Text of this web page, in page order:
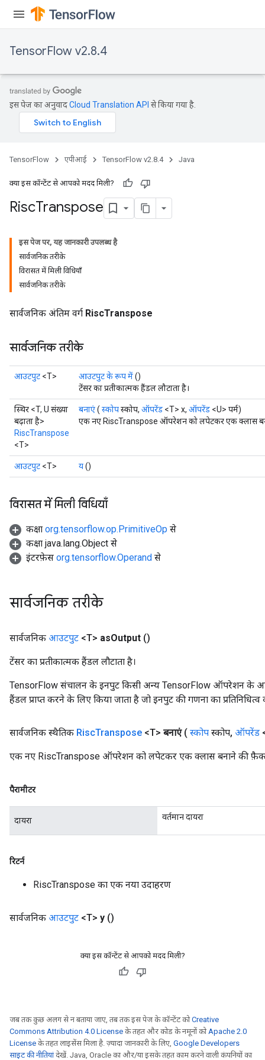
TensorFlow v2.8.4
इस पेज का अनुवादCloud Translation API से किया गया है.
TensorFlow एपीआई TensorFlow v2.8.4 Java
क्या इस कॉन्टेंट से आपको मदद मिली?
RiscTranspose
इस पेज पर, यह जानकारी उपलब्ध है
सार्वजनिक तरीके
विरासत में मिली विधियाँ
सार्वजनिक तरीके
सार्वजनिक अंतिम वर्ग RiscTranspose
सार्वजनिक तरीके
आउटपुट <T> आउटपुट के रूप में()
टेंसर का प्रतीकात्मक हैंडल लौटाता है।
स्थिर <T, U संख्या
बढ़ाता है>
RiscTranspose
<T>
बनाएं( स्कोपस्कोप, ऑपरेंड <T> x, ऑपरेंड <U> पर्म)
एक नए RiscTranspose ऑपरेशन को लपेटकर एक क्लास
आउटपुट <T> य()
विरासत में मिली विधियाँ
कक्षा org.tensorflow.op.PrimitiveOp से
कक्षा java.lang.Object से
इंटरफ़ेस org.tensorflow.Operand से
सार्वजनिक तरीके
सार्वजनिक आउटपुट <T> asOutput ()
टेंसर का प्रतीकात्मक हैंडल लौटाता है।
TensorFlow संचालन के इनपुट किसी अन्य TensorFlow ऑपरेशन के
हैंडल प्राप्त करने के लिए किया जाता है जो इनपुट की गणना का प्रतिनिधित्व
सार्वजनिक स्थैतिक RiscTranspose <T> बनाएं ( स्कोप स्कोप, ऑपरेंड
एक नए RiscTranspose ऑपरेशन को लपेटकर एक क्लास बनाने की
पैरामीटर
दायरा वर्तमान दायरा
रिटर्न
RiscTranspose का एक नया उदाहरण
सार्वजनिक आउटपुट <T> y ()
क्या इस कॉन्टेंट से आपको मदद मिली?
जब तक कुछ अलग से न बताया जाए, तब तक इस पेज के कॉन्टेंट कोCreative
Commons Attribution 4.0 License के तहत और कोड के नमूनों कोApache 2.0
License के तहत लाइसेंस मिला है. ज़्यादा जानकारी के लिए, Google Developers
साइट की नीतियांदेखें. Java, Oracle का और/या इसके तहत काम करने वाली कंपनियों का